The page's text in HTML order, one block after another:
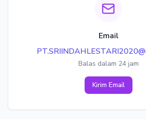
Email
Balas dalam 24 jam
Kirim Email